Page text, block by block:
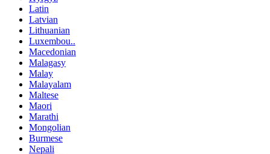
Latin
Latvian
Lithuanian
Luxembou..
Macedonian
Malagasy
Malay
Malayalam
Maltese
Maori
Marathi
Mongolian
Burmese
Nepali